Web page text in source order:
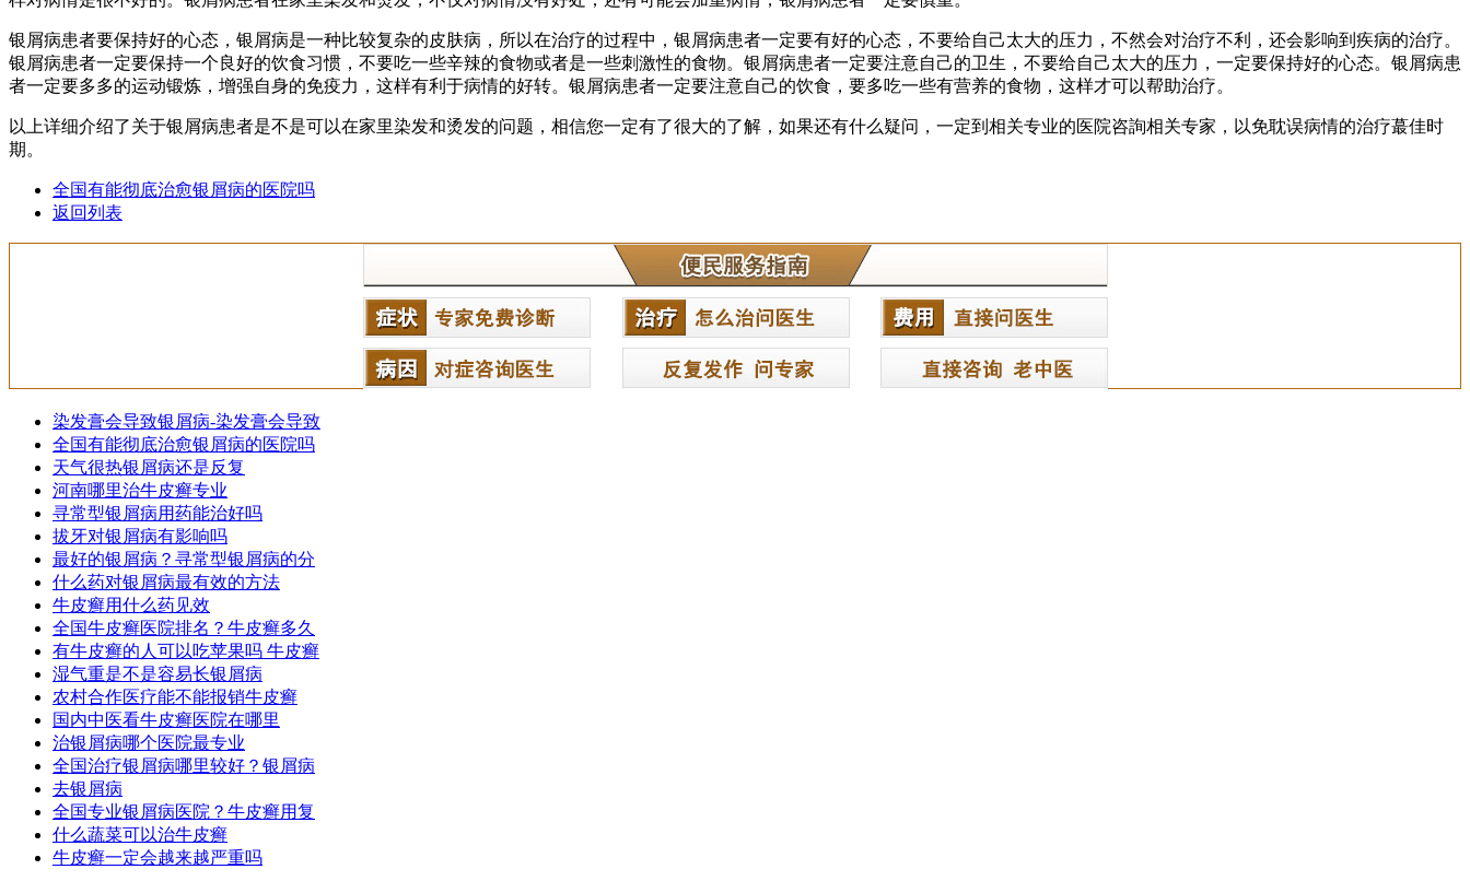
银屑病患者要保持好的心态，银屑病是一种比较复杂的皮肤病，所以在治疗的过程中，银屑病患者一定要有好的心态，不要给自己太大的压力，不然会对治疗不利，还会影响到疾病的治疗。
银屑病患者一定要保持一个良好的饮食习惯，不要吃一些辛辣的食物或者是一些刺激性的食物。银屑病患者一定要注意自己的卫生，不要给自己太大的压力，一定要保持好的心态。银屑病患
者一定要多多的运动锻炼，增强自身的免疫力，这样有利于病情的好转。银屑病患者一定要注意自己的饮食，要多吃一些有营养的食物，这样才可以帮助治疗。
以上详细介绍了关于银屑病患者是不是可以在家里染发和烫发的问题，相信您一定有了很大的了解，如果还有什么疑问，一定到相关专业的医院咨詢相关专家，以免耽误病情的治疗蕞佳时
期。
全国有能彻底治愈银屑病的医院吗
返回列表
染发膏会导致银屑病-染发膏会导致
全国有能彻底治愈银屑病的医院吗
天气很热银屑病还是反复
河南哪里治牛皮癣专业
寻常型银屑病用药能治好吗
拔牙对银屑病有影响吗
最好的银屑病？寻常型银屑病的分
什么药对银屑病最有效的方法
牛皮癣用什么药见效
全国牛皮癣医院排名？牛皮癣多久
有牛皮癣的人可以吃苹果吗 牛皮癣
湿气重是不是容易长银屑病
农村合作医疗能不能报销牛皮癣
国内中医看牛皮癣医院在哪里
治银屑病哪个医院最专业
全国治疗银屑病哪里较好？银屑病
去银屑病
全国专业银屑病医院？牛皮癣用复
什么蔬菜可以治牛皮癣
牛皮癣一定会越来越严重吗